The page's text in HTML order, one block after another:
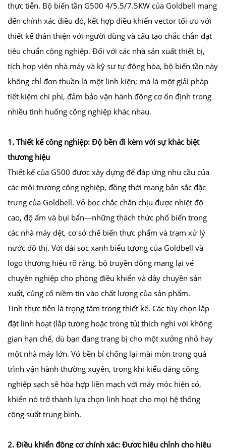
thực tiễn. Bộ biến tần G500 4/5.5/7.5KW của Goldbell mang
đến chính xác điều đó, kết hợp điều khiển vector tối ưu với
thiết kế thân thiện với người dùng và cấu tạo chắc chắn đạt
tiêu chuẩn công nghiệp. Đối với các nhà sản xuất thiết bị,
tích hợp viên nhà máy và kỹ sư tự động hóa, bộ biến tần này
không chỉ đơn thuần là một linh kiện; mà là một giải pháp
tiết kiệm chi phí, đảm bảo vận hành động cơ ổn định trong
nhiều tình huống công nghiệp khác nhau.
1. Thiết kế công nghiệp: Độ bền đi kèm với sự khác biệt
thương hiệu
Thiết kế của G500 được xây dựng để đáp ứng nhu cầu của
các môi trường công nghiệp, đồng thời mang bản sắc đặc
trưng của Goldbell. Vỏ bọc chắc chắn chịu được nhiệt độ
cao, độ ẩm và bụi bẩn—những thách thức phổ biến trong
các nhà máy dệt, cơ sở chế biến thực phẩm và trạm xử lý
nước đô thị. Với dải sọc xanh biểu tượng của Goldbell và
logo thương hiệu rõ ràng, bộ truyền động mang lại vẻ
chuyên nghiệp cho phòng điều khiển và dây chuyền sản
xuất, củng cố niềm tin vào chất lượng của sản phẩm.
Tính thực tiễn là trọng tâm trong thiết kế. Các tùy chọn lắp
đặt linh hoạt (lắp tường hoặc trong tủ) thích nghi với không
gian hạn chế, dù bạn đang trang bị cho một xưởng nhỏ hay
một nhà máy lớn. Vỏ bền bỉ chống lại mài mòn trong quá
trình vận hành thường xuyên, trong khi kiểu dáng công
nghiệp sạch sẽ hòa hợp liền mạch với máy móc hiện có,
khiến nó trở thành lựa chọn linh hoạt cho mọi hệ thống
công suất trung bình.
2. Điều khiển động cơ chính xác: Được hiệu chỉnh cho hiệu